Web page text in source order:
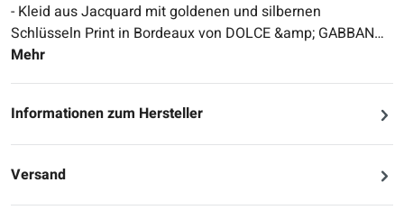
- Kleid aus Jacquard mit goldenen und silbernen
Schlüsseln Print in Bordeaux von DOLCE &amp; GABBAN…
Mehr
Informationen zum Hersteller
Versand